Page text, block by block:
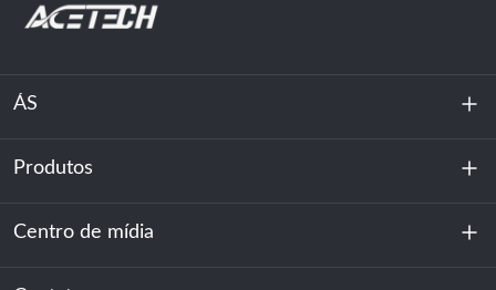
ÁS
Sobre nós
Sustentabilidade
Produtos
Armazenamento de energia
Centro de mídia